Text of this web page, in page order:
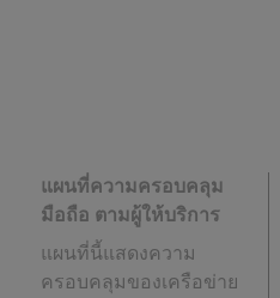
แผนที่ความครอบคลุม
มือถือ ตามผู้ให้บริการ
แผนที่นี้แสดงความ
ครอบคลุมของเครือข่าย